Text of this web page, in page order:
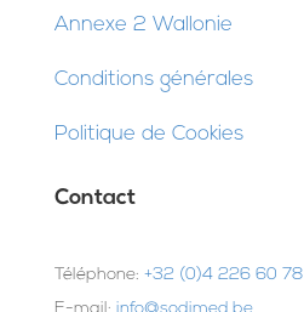
Annexe 2 Wallonie
Conditions générales
Politique de Cookies
Contact
Téléphone: +32 (0)4 226 60 78